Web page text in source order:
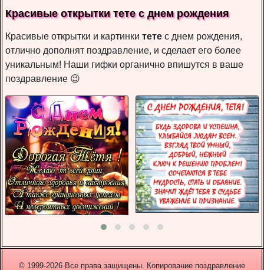
Красивые открытки тете с днем рождения
Красивые открытки и картинки тете с днем рождения,
отлично дополнят поздравление, и сделает его более
уникальным! Наши гифки органично впишутся в ваше
поздравление 😉
© 1999-2026 Все права защищены. Копирование поздравление